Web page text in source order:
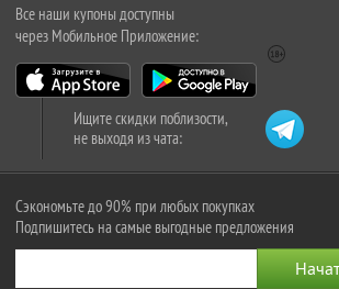
Все наши купоны доступны
через Мобильное Приложение:
Ищите скидки поблизости,
не выходя из чата:
Сэкономьте до 90% при любых покупках
Подпишитесь на самые выгодные предложения